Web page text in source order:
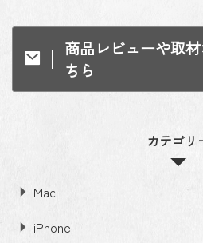
商品レビューや取
ちら
カテゴリ
Mac
iPhone